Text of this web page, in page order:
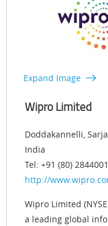
Expand Image
Wipro Limited
Doddakannelli,
India
Tel: +91 (80)
http://
Wipro Limited
a leading global